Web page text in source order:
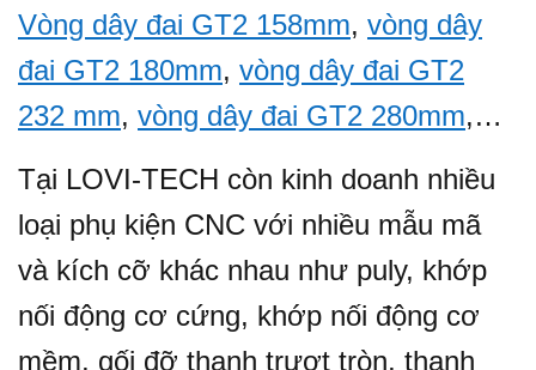
Vòng dây đai GT2 158mm, vòng dây
đai GT2 180mm, vòng dây đai GT2
232 mm, vòng dây đai GT2 280mm,…
Tại LOVI-TECH còn kinh doanh nhiều
loại phụ kiện CNC với nhiều mẫu mã
và kích cỡ khác nhau như puly, khớp
nối động cơ cứng, khớp nối động cơ
mềm, gối đỡ thanh trượt tròn, thanh